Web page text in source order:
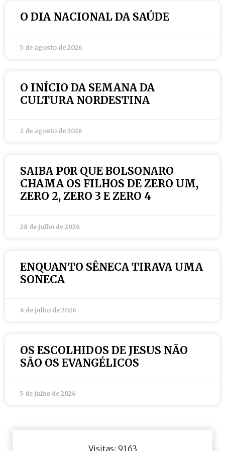
O DIA NACIONAL DA SAÚDE
5 de agosto de 2026
O INÍCIO DA SEMANA DA
CULTURA NORDESTINA
2 de agosto de 2026
SAIBA P0R QUE BOLSONARO
CHAMA OS FILHOS DE ZERO UM,
ZERO 2, ZERO 3 E ZERO 4
28 de julho de 2026
ENQUANTO SÊNECA TIRAVA UMA
SONECA
6 de julho de 2026
OS ESCOLHIDOS DE JESUS NÃO
SÃO OS EVANGÉLICOS
5 de julho de 2026
Visitas: 9163